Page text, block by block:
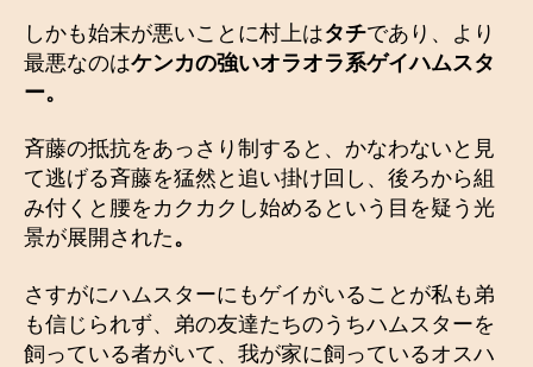
しかも始末が悪いことに村上はタチであり、より
最悪なのはケンカの強いオラオラ系ゲイハムスタ
ー。
斉藤の抵抗をあっさり制すると、かなわないと見
て逃げる斉藤を猛然と追い掛け回し、後ろから組
み付くと腰をカクカクし始めるという目を疑う光
景が展開された。
さすがにハムスターにもゲイがいることが私も弟
も信じられず、弟の友達たちのうちハムスターを
飼っている者がいて、我が家に飼っているオスハ